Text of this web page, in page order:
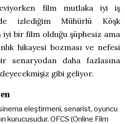
film mutlaka iyi iş
izlediğim Mühürlü Köşk
iyi bir film olduğu şüphesiz ama
hikayesi bozması ve nefesi
senaryodan daha fazlasına
gibi geliyor.
eleştirmeni, senarist, oyuncu
kurucusudur. OFCS (Online Film